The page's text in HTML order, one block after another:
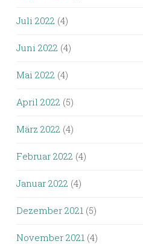
Juli 2022 (4)
Juni 2022 (4)
Mai 2022 (4)
April 2022 (5)
März 2022 (4)
Februar 2022 (4)
Januar 2022 (4)
Dezember 2021 (5)
November 2021 (4)